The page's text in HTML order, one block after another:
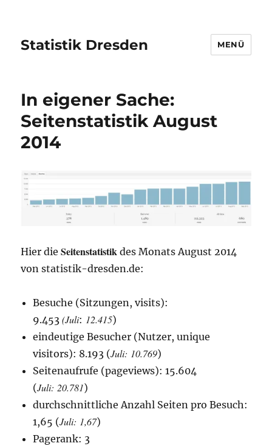
Statistik Dresden MENÜ
In eigener Sache:
Seitenstatistik August
2014
Hier dieSeitenstatistik des Monats August 2014
von statistik-dresden.de:
Besuche (Sitzungen, visits):
9.453(Juli: 12.415)
eindeutige Besucher (Nutzer, unique
visitors): 8.193 (Juli: 10.769)
Seitenaufrufe (pageviews): 15.604
(Juli: 20.781)
durchschnittliche Anzahl Seiten pro Besuch:
1,65 (Juli: 1,67)
Pagerank: 3